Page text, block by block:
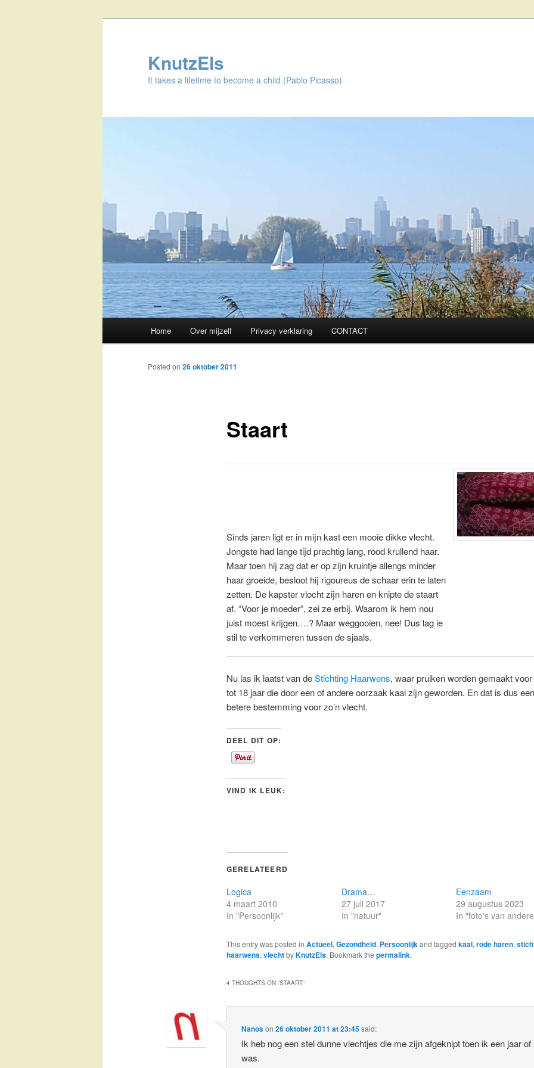
KnutzEls
It takes a lifetime to become a child (Pablo Picasso)
Skip
to
Home Over mijzelf Privacy verklaring CONTACT
Staart
Posted on 26 oktober 2011
Sinds jaren ligt er in mijn kast een mooie dikke vlecht.
Jongste had lange tijd prachtig lang, rood krullend haar.
Maar toen hij zag dat er op zijn kruintje allengs minder
haar groeide, besloot hij rigoureus de schaar erin te laten
zetten. De kapster vlocht zijn haren en knipte de staart
af. “Voor je moeder”, zei ze erbij. Waarom ik hem nou
juist moest krijgen….? Maar weggooien, nee! Dus lag ie
stil te verkommeren tussen de sjaals.
Nu las ik laatst van deStichting Haarwens, waar pruiken worden gemaakt
tot 18 jaar die door een of andere oorzaak kaal zijn geworden. En dat is dus
betere bestemming voor zo’n vlecht.
DEEL DIT OP:
VIND IK LEUK:
GERELATEERD
Logica
4 maart 2010
In "Persoonlijk"
Drama…
27 juli 2017
In "natuur"
Eenzaam
29 augustus 2023
In "foto's van
This entry was posted in Actueel,Gezondheid, Persoonlijkand tagged kaal,rode haren,
haarwens,vlechtbyKnutzEls. Bookmark the permalink.
4 THOUGHTS ON “STAART”
Nanoson26 oktober 2011 at 23:45said:
Ik heb nog een stel dunne vlechtjes die me zijn afgeknipt toen ik een jaar of
was.